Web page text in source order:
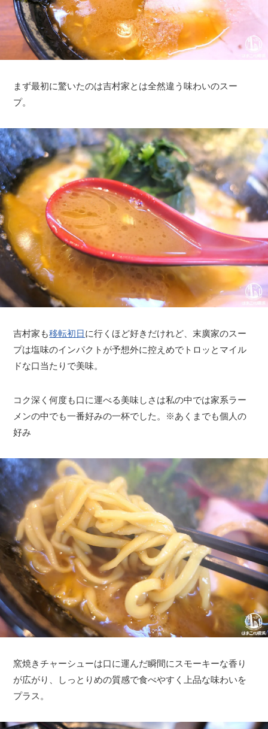
まず最初に驚いたのは吉村家とは全然違う味わいのスー
プ。
吉村家も移転初日に行くほど好きだけれど、末廣家のスー
プは塩味のインパクトが予想外に控えめでトロッとマイル
ドな口当たりで美味。
コク深く何度も口に運べる美味しさは私の中では家系ラー
メンの中でも一番好みの一杯でした。※あくまでも個人の
好み
窯焼きチャーシューは口に運んだ瞬間にスモーキーな香り
が広がり、しっとりめの質感で食べやすく上品な味わいを
プラス。